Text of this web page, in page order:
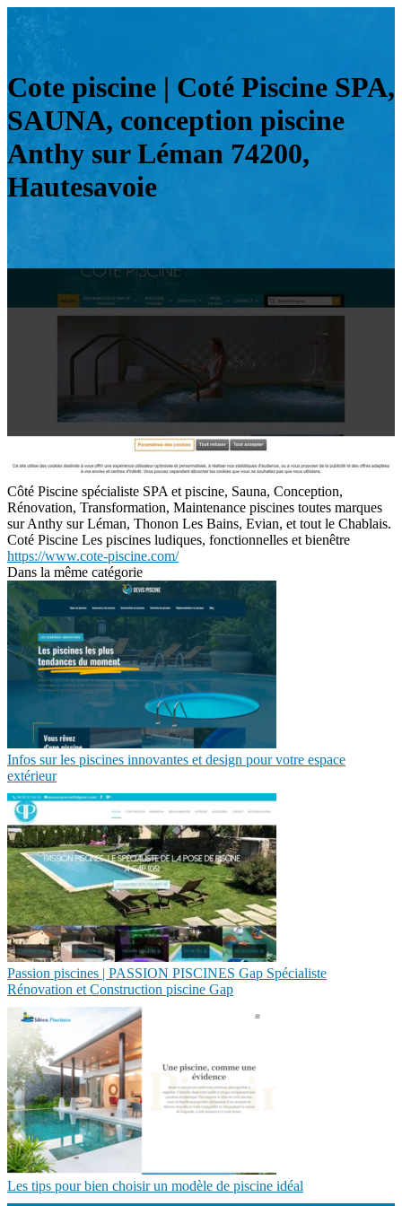
Cote piscine | Coté Piscine SPA,
SAUNA, conception piscine
Anthy sur Léman 74200,
Hautesavoie
Côté Piscine spécialiste SPA et piscine, Sauna, Conception,
Rénovation, Transformation, Maintenance piscines toutes marques
sur Anthy sur Léman, Thonon Les Bains, Evian, et tout le Chablais.
Coté Piscine Les piscines ludiques, fonctionnelles et bienêtre
https://www.cote-piscine.com/
Dans la même catégorie
Infos sur les piscines innovantes et design pour votre espace
extérieur
Passion piscines | PASSION PISCINES Gap Spécialiste
Rénovation et Construction piscine Gap
Les tips pour bien choisir un modèle de piscine idéal